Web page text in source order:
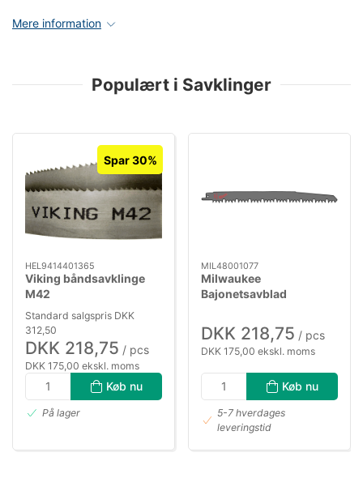
Mere information
Populært i Savklinger
Spar 30%
HEL9414401365
Viking båndsavklinge
M42
1440×13×0,65×10/14
Standard salgspris DKK
312,50
DKK 218,75 / pcs
DKK 175,00 ekskl. moms
Køb nu
På lager
MIL48001077
Milwaukee
Bajonetsavblad
DKK 218,75 / pcs
DKK 175,00 ekskl. moms
Køb nu
5-7 hverdages
leveringstid